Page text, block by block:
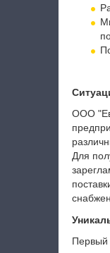
ООО
Для
Первый